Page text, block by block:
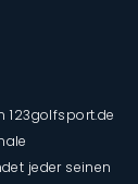
123golfsport.de
jeder seinen